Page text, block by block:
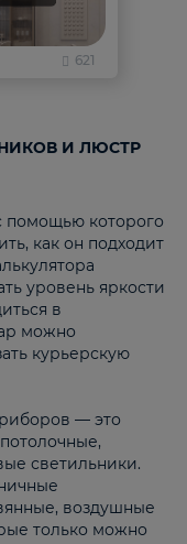
621
И ЛЮСТР
помощью которого
как он подходит
уровень яркости
в
можно
курьерскую
— это
светильники.
воздушные
только можно